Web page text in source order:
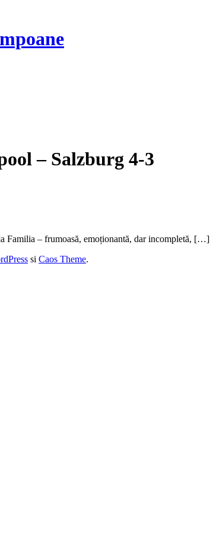
– Salzburg 4-3
Familia – frumoasă, emoționantă, dar incompletă, […]
si Caos Theme.